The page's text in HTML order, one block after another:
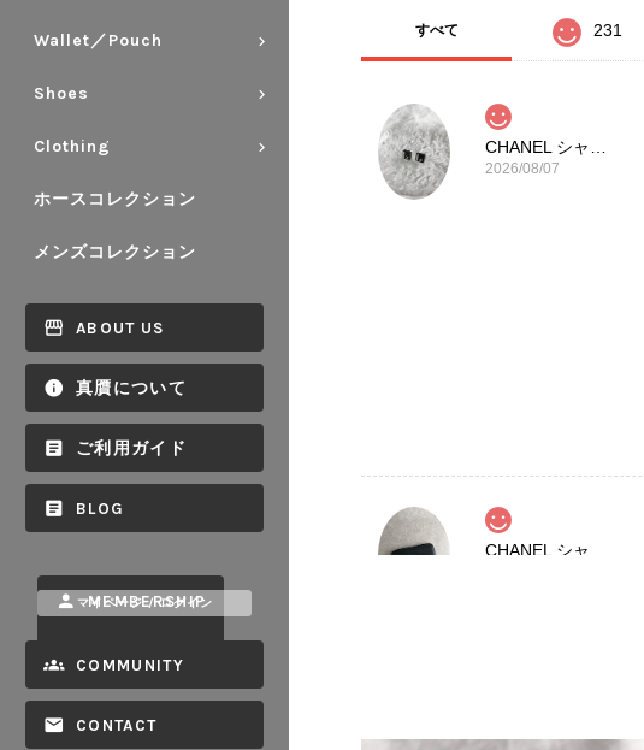
Wallet／Pouch
Shoes
Clothing
ホースコレクション
メンズコレクション
ABOUT US
真贋について
ご利用ガイド
BLOG
MEMBERSHIP
マイページ / ログイン
COMMUNITY
CONTACT
すべて 231
2026/08/07